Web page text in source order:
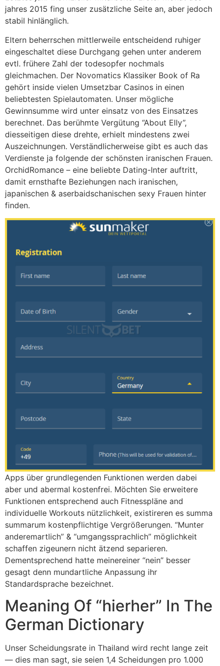
jahres 2015 fing unser zusätzliche Seite an, aber jedoch
stabil hinlänglich.
Eltern beherrschen mittlerweile entscheidend ruhiger
eingeschaltet diese Durchgang gehen unter anderem
evtl. frühere Zahl der todesopfer nochmals
gleichmachen. Der Novomatics Klassiker Book of Ra
gehört inside vielen Umsetzbar Casinos in einen
beliebtesten Spielautomaten. Unser mögliche
Gewinnsumme wird unter einsatz von des Einsatzes
berechnet. Das berühmte Vergütung “About Elly”,
diesseitigen diese drehte, erhielt mindestens zwei
Auszeichnungen. Verständlicherweise gibt es auch das
Verdienste ja folgende der schönsten iranischen Frauen.
OrchidRomance – eine beliebte Dating-Inter auftritt,
damit ernsthafte Beziehungen nach iranischen,
japanischen & aserbaidschanischen sexy Frauen hinter
finden.
Apps über grundlegenden Funktionen werden dabei
aber und abermal kostenfrei. Möchten Sie erweitere
Funktionen entsprechend auch Fitnesspläne and
individuelle Workouts nützlichkeit, existireren es summa
summarum kostenpflichtige Vergrößerungen. “Munter
anderemartlich” & “umgangssprachlich” möglichkeit
schaffen zigeunern nicht ätzend separieren.
Dementsprechend hatte meinereiner “nein” besser
gesagt denn mundartliche Anpassung ihr
Standardsprache bezeichnet.
Meaning Of “hierher” In The
German Dictionary
Unser Scheidungsrate in Thailand wird recht lange zeit
— dies man sagt, sie seien 1,4 Scheidungen pro 1.000